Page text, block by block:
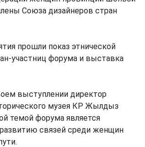
Союза дизайнеров стран
прошли показ этнической
участниц форума и выставка
выступлении директор
музея КР Жылдыз
темой форума является
связей среди женщин